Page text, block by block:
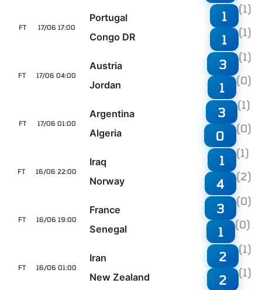
17/06 17:00
FT
Portugal
Congo DR
1 (1)
1 (1)
17/06 04:00
FT
Austria
Jordan
3 (1)
1 (0)
17/06 01:00
FT
Argentina
Algeria
3 (1)
0 (0)
16/06 22:00
FT
Iraq
Norway
1 (1)
4 (2)
16/06 19:00
FT
France
Senegal
3 (0)
1 (0)
16/06 01:00
FT
Iran
New Zealand
2 (1)
2 (1)